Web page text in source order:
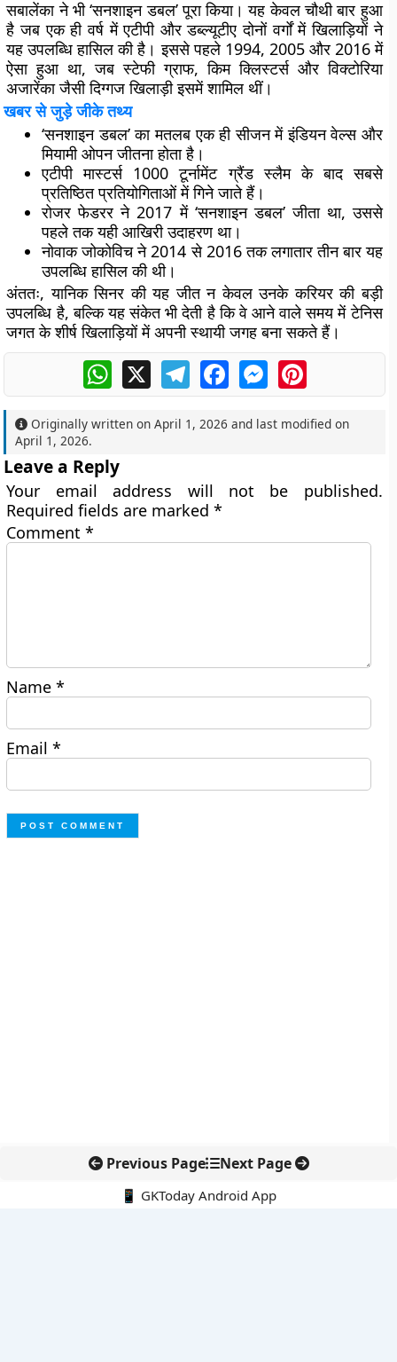
सबालेंका ने भी ‘सनशाइन डबल’ पूरा किया। यह केवल चौथी बार हुआ
है जब एक ही वर्ष में एटीपी और डब्ल्यूटीए दोनों वर्गों में खिलाड़ियों ने
यह उपलब्धि हासिल की है। इससे पहले 1994, 2005 और 2016 में
ऐसा हुआ था, जब स्टेफी ग्राफ, किम क्लिस्टर्स और विक्टोरिया
अजारेंका जैसी दिग्गज खिलाड़ी इसमें शामिल थीं।
खबर से जुड़े जीके तथ्य
‘सनशाइन डबल’ का मतलब एक ही सीजन में इंडियन वेल्स और
मियामी ओपन जीतना होता है।
एटीपी मास्टर्स 1000 टूर्नामेंट ग्रैंड स्लैम के बाद सबसे
प्रतिष्ठित प्रतियोगिताओं में गिने जाते हैं।
रोजर फेडरर ने 2017 में ‘सनशाइन डबल’ जीता था, उससे
पहले तक यही आखिरी उदाहरण था।
नोवाक जोकोविच ने 2014 से 2016 तक लगातार तीन बार यह
उपलब्धि हासिल की थी।
अंततः, यानिक सिनर की यह जीत न केवल उनके करियर की बड़ी
उपलब्धि है, बल्कि यह संकेत भी देती है कि वे आने वाले समय में टेनिस
जगत के शीर्ष खिलाड़ियों में अपनी स्थायी जगह बना सकते हैं।
WhatsApp
X TelegramFacebookMessengerPinterest
Originally written onApril 1, 2026 and last modified on
April 1, 2026.
Leave a Reply
Your email address will not be published.
Required fields are marked*
Comment*
Name*
Email*
Previous Page Next Page
📱 GKToday Android App